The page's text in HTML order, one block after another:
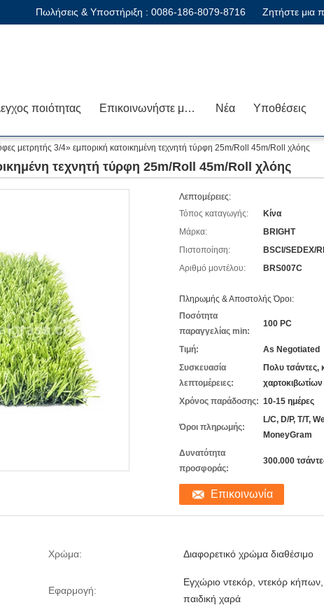
Πωλήσεις & Υποστήριξη : 0086-186-8079-8716 Ζητήστε μια
ποιότητας Επικοινωνήστε μαζί μας Νέα Υποθέσεις
μετρητής 3/4» εμπορική κατοικημένη τεχνητή τύρφη 25m/Roll 45m/Roll χλόης
τεχνητή τύρφη 25m/Roll 45m/Roll χλόης
Λεπτομέρειες:
Τόπος καταγωγής:
Κίνα
Μάρκα:
BRIGHT
Πιστοποίηση:
BSCI/SEDEX/
Αριθμό μοντέλου:
BRS007C
Πληρωμής & Αποστολής Όροι:
Ποσότητα
παραγγελίας min:
100 PC
Τιμή:
As Negotiated
Συσκευασία
λεπτομέρειες:
Πολυ τσάντες,
χαρτοκιβωτίων
Χρόνος παράδοσης: 10-15 ημέρες
Όροι πληρωμής:
L/C, D/P, T/T,
MoneyGram
Δυνατότητα
προσφοράς:
300.000
Επικοινωνία
Χρώμα: Διαφορετικό χρώμα διαθέσιμο
Εφαρμογή:
Εγχώριο ντεκόρ, ντεκόρ κήπων,
παιδική χαρά